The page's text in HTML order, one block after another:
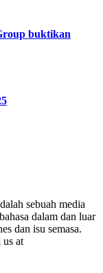
buktikan
sebuah media
dalam dan luar
dan isu semasa.
at